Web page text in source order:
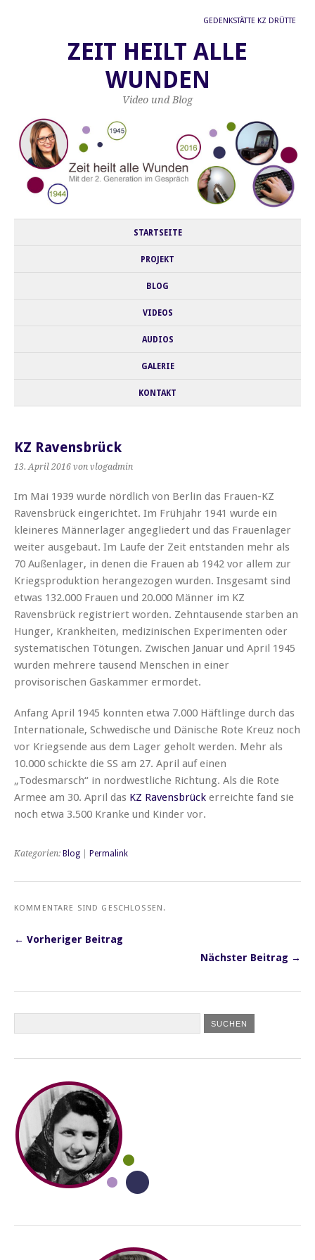
GEDENKSTÄTTE KZ DRÜTTE
ZEIT HEILT ALLE
WUNDEN
Video und Blog
STARTSEITE
PROJEKT
BLOG
VIDEOS
AUDIOS
GALERIE
KONTAKT
KZ Ravensbrück
13. April 2016 von vlogadmin
Im Mai 1939 wurde nördlich von Berlin das Frauen-KZ
Ravensbrück eingerichtet. Im Frühjahr 1941 wurde ein
kleineres Männerlager angegliedert und das Frauenlager
weiter ausgebaut. Im Laufe der Zeit entstanden mehr als
70 Außenlager, in denen die Frauen ab 1942 vor allem zur
Kriegsproduktion herangezogen wurden. Insgesamt sind
etwas 132.000 Frauen und 20.000 Männer im KZ
Ravensbrück registriert worden. Zehntausende starben an
Hunger, Krankheiten, medizinischen Experimenten oder
systematischen Tötungen. Zwischen Januar und April 1945
wurden mehrere tausend Menschen in einer
provisorischen Gaskammer ermordet.
Anfang April 1945 konnten etwa 7.000 Häftlinge durch das
Internationale, Schwedische und Dänische Rote Kreuz noch
vor Kriegsende aus dem Lager geholt werden. Mehr als
10.000 schickte die SS am 27. April auf einen
„Todesmarsch“ in nordwestliche Richtung. Als die Rote
Armee am 30. April das KZ Ravensbrück erreichte fand sie
noch etwa 3.500 Kranke und Kinder vor.
Kategorien: Blog Permalink
KOMMENTARE SIND GESCHLOSSEN.
← Vorheriger Beitrag
Nächster Beitrag →